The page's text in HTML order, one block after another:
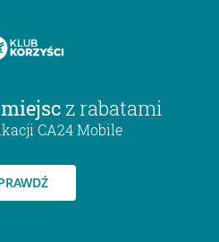
z rabatami
CA24 Mobile